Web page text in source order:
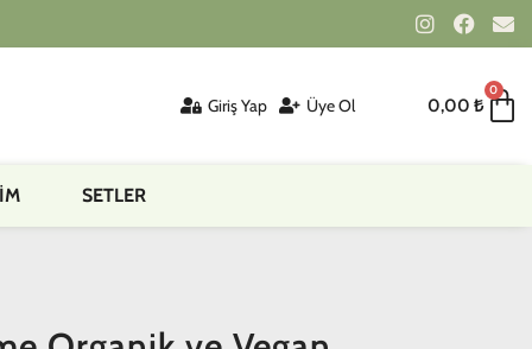
Giriş Yap Üye Ol 0,00 ₺
0
SETLER